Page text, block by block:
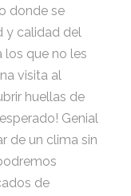
donde se
y calidad del
los que no les
visita al
huellas de
Genial
de un clima sin
de